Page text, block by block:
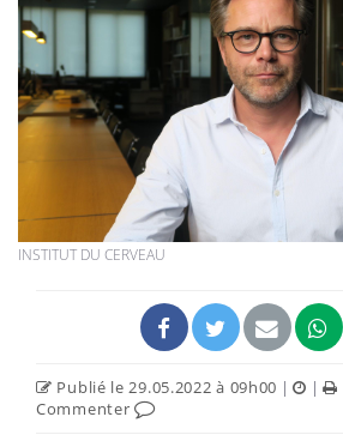
INSTITUT DU CERVEAU
Publié le 29.05.2022 à 09h00 | |
Commenter